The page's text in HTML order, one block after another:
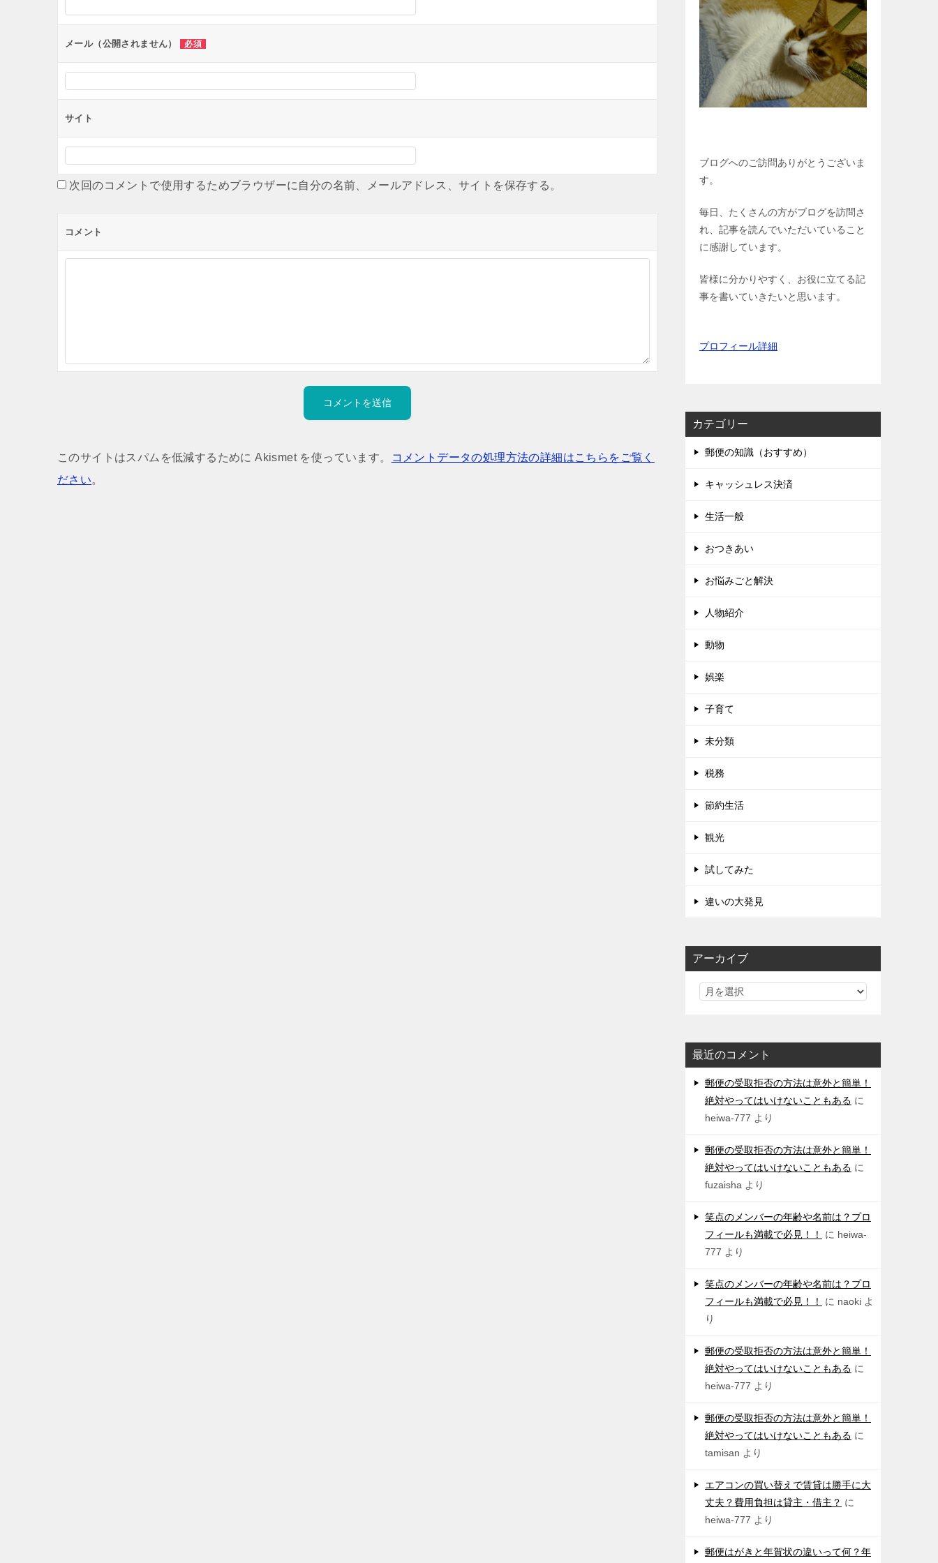
ョ
ン
メール（公開されません） 必須
サイト
次回のコメントで使用するためブラウザーに自分の名前、メールアドレス、サイトを保存する。
コメント
このサイトはスパムを低減するために Akismet を使っています。
コメントデータの処理方法の詳細はこちらをご覧く
ださい。
ブログへのご訪問ありがとうございま
す。
毎日、たくさんの方がブログを訪問さ
れ、記事を読んでいただいていること
に感謝しています。
皆様に分かりやすく、お役に立てる記
事を書いていきたいと思います。
プロフィール詳細
カテゴリー
郵便の知識（おすすめ）
キャッシュレス決済
生活一般
おつきあい
お悩みごと解決
人物紹介
動物
娯楽
子育て
未分類
税務
節約生活
観光
試してみた
違いの大発見
アーカイブ
最近のコメント
郵便の受取拒否の方法は意外と簡単！
絶対やってはいけないこともある に
heiwa-777 より
郵便の受取拒否の方法は意外と簡単！
絶対やってはいけないこともある に
fuzaisha より
笑点のメンバーの年齢や名前は？プロ
フィールも満載で必見！！
に heiwa-
777 より
笑点のメンバーの年齢や名前は？プロ
フィールも満載で必見！！
に naoki よ
り
郵便の受取拒否の方法は意外と簡単！
絶対やってはいけないこともある に
heiwa-777 より
郵便の受取拒否の方法は意外と簡単！
絶対やってはいけないこともある に
tamisan より
エアコンの買い替えで賃貸は勝手に大
丈夫？費用負担は貸主・借主？ に
heiwa-777 より
郵便はがきと年賀状の違いって何？年